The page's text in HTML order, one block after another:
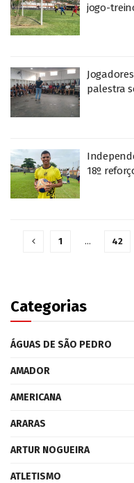
jogo-
palestra
18º
1 … 42
Categorias
ÁGUAS DE SÃO PEDRO
AMADOR
AMERICANA
ARARAS
ARTUR NOGUEIRA
ATLETISMO